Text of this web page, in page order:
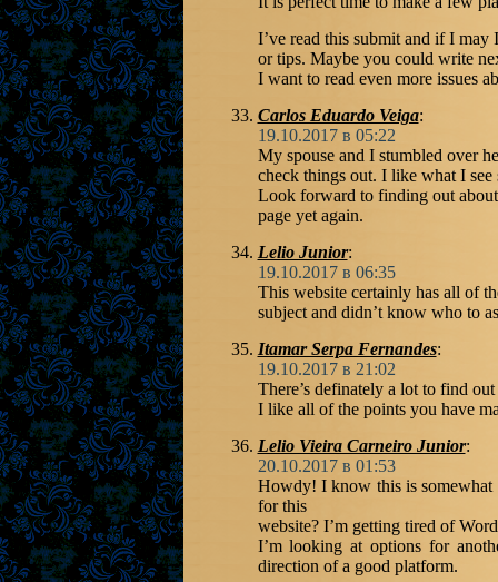
I’ve read this submit and if I may
or tips. Maybe you could write
I want to read even more issues
Carlos Eduardo Veiga:
19.10.2017 в 05:22
check things out. I like what I
Look forward to finding out
page yet again.
Lelio Junior:
19.10.2017 в 06:35
This website certainly has all of
subject and didn’t know who to
Itamar Serpa Fernandes:
19.10.2017 в 21:02
There’s definately a lot to find
I like all of the points you have
Lelio Vieira Carneiro Junior:
20.10.2017 в 01:53
Howdy! I know this is
for this
website? I’m getting tired of
I’m looking at options for
direction of a good platform.